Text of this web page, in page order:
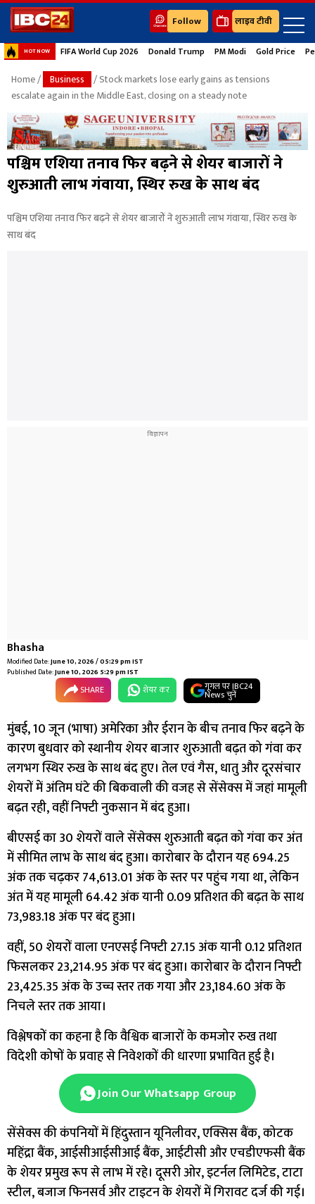
Follow लाइव टीवी
HOT NOW FIFA World Cup 2026 Donald Trump PM Modi Gold Price
Home/ Business
/ Stock markets lose early gains as tensions
escalate again in the Middle East, closing on a steady note
पश्चिम एशिया तनाव फिर बढ़ने से शेयर बाजारों ने
शुरुआती लाभ गंवाया, स्थिर रुख के साथ बंद
पश्चिम एशिया तनाव फिर बढ़ने से शेयर बाजारों ने शुरुआती लाभ गंवाया, स्थिर रुख के
साथ बंद
Bhasha
Modified Date:June 10, 2026 / 05:29 pm IST
Published Date:June 10, 2026 5:29 pm IST
SHARE शेयर कर गूगल पर IBC24
News चुनें
मुंबई, 10 जून (भाषा) अमेरिका और ईरान के बीच तनाव फिर बढ़ने के
कारण बुधवार को स्थानीय शेयर बाजार शुरुआती बढ़त को गंवा कर
लगभग स्थिर रुख के साथ बंद हुए। तेल एवं गैस, धातु और दूरसंचार
शेयरों में अंतिम घंटे की बिकवाली की वजह से सेंसेक्स में जहां मामूली
बढ़त रही, वहीं निफ्टी नुकसान में बंद हुआ।
बीएसई का 30 शेयरों वाले सेंसेक्स शुरुआती बढ़त को गंवा कर अंत
में सीमित लाभ के साथ बंद हुआ। कारोबार के दौरान यह 694.25
अंक तक चढ़कर 74,613.01 अंक के स्तर पर पहुंच गया था, लेकिन
अंत में यह मामूली 64.42 अंक यानी 0.09 प्रतिशत की बढ़त के साथ
73,983.18 अंक पर बंद हुआ।
वहीं, 50 शेयरों वाला एनएसई निफ्टी 27.15 अंक यानी 0.12 प्रतिशत
फिसलकर 23,214.95 अंक पर बंद हुआ। कारोबार के दौरान निफ्टी
23,425.35 अंक के उच्च स्तर तक गया और 23,184.60 अंक के
निचले स्तर तक आया।
विश्लेषकों का कहना है कि वैश्विक बाजारों के कमजोर रुख तथा
विदेशी कोषों के प्रवाह से निवेशकों की धारणा प्रभावित हुई है।
Join Our Whatsapp Group
सेंसेक्स की कंपनियों में हिंदुस्तान यूनिलीवर, एक्सिस बैंक, कोटक
महिंद्रा बैंक, आईसीआईसीआई बैंक, आईटीसी और एचडीएफसी बैंक
के शेयर प्रमुख रूप से लाभ में रहे। दूसरी ओर, इटर्नल लिमिटेड, टाटा
स्टील, बजाज फिनसर्व और टाइटन के शेयरों में गिरावट दर्ज की गई।